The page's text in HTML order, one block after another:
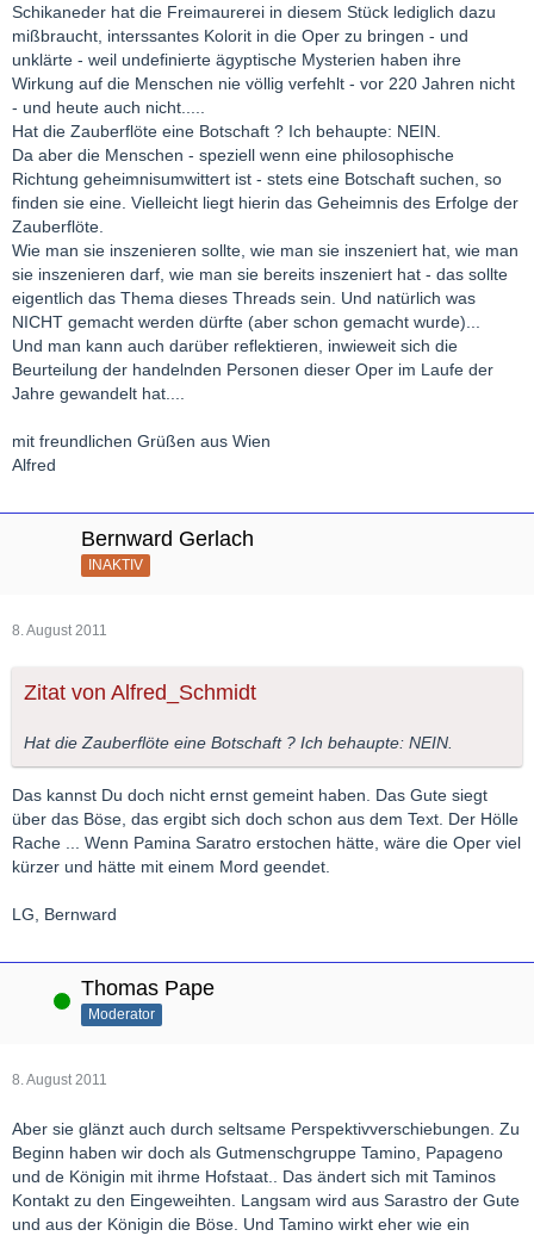
Schikaneder hat die Freimaurerei in diesem Stück lediglich dazu
mißbraucht, interssantes Kolorit in die Oper zu bringen - und
unklärte - weil undefinierte ägyptische Mysterien haben ihre
Wirkung auf die Menschen nie völlig verfehlt - vor 220 Jahren nicht
- und heute auch nicht.....
Hat die Zauberflöte eine Botschaft ? Ich behaupte: NEIN.
Da aber die Menschen - speziell wenn eine philosophische
Richtung geheimnisumwittert ist - stets eine Botschaft suchen, so
finden sie eine. Vielleicht liegt hierin das Geheimnis des Erfolge der
Zauberflöte.
Wie man sie inszenieren sollte, wie man sie inszeniert hat, wie man
sie inszenieren darf, wie man sie bereits inszeniert hat - das sollte
eigentlich das Thema dieses Threads sein. Und natürlich was
NICHT gemacht werden dürfte (aber schon gemacht wurde)...
Und man kann auch darüber reflektieren, inwieweit sich die
Beurteilung der handelnden Personen dieser Oper im Laufe der
Jahre gewandelt hat....
mit freundlichen Grüßen aus Wien
Alfred
Bernward Gerlach
INAKTIV
8. August 2011
Zitat von Alfred_Schmidt
Hat die Zauberflöte eine Botschaft ? Ich behaupte: NEIN.
Das kannst Du doch nicht ernst gemeint haben. Das Gute siegt
über das Böse, das ergibt sich doch schon aus dem Text. Der Hölle
Rache ... Wenn Pamina Saratro erstochen hätte, wäre die Oper viel
kürzer und hätte mit einem Mord geendet.
LG, Bernward
Online Thomas Pape
Moderator
8. August 2011
Aber sie glänzt auch durch seltsame Perspektivverschiebungen. Zu
Beginn haben wir doch als Gutmenschgruppe Tamino, Papageno
und de Königin mit ihrme Hofstaat.. Das ändert sich mit Taminos
Kontakt zu den Eingeweihten. Langsam wird aus Sarastro der Gute
und aus der Königin die Böse. Und Tamino wirkt eher wie ein